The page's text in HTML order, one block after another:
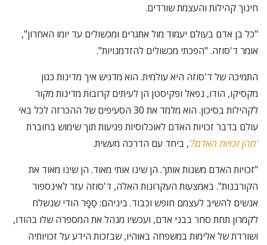
חינוך קהילות והעצמת שורדים.
"כל בן אדם בעולם יעמוד מול אתגרים ומכשולים עד יומו האחרון",
אומר ד'סוזה. "הפכתי מכשולים להזדמנויות".
התמיכה של ד'סוזה היא עולמית. הוא מדגיש איך מדינות כגון
מקסיקו, הודו, נפאל ופקיסטן הן לעיתים קרובות מדינות מקור
לקהילות בסיכון. הוא מלמד את 30 הסעיפים של ההכרזה לכל באי
עולם בדבר זכויות האדם לאוכלוסיות פגיעות תוך שימוש בחוברת
'מהן זכויות האדם?', ביחד עם הדרכה מעשית.
"זכויות האדם משנות אותך. הן שינו אותי מאוד. הן שינו מאוד את
הקורבנות". באמצעות העקרונות האלה, ד'סוזה עזר לאינספור
אנשים להשיב לעצמם חופש וכבוד. ביניהם: סַפָר הודי שנשלח
לקמרון תחת סחר בבני אדם, ועכשיו מנהל את המספרה שלו בהודו,
ושורדת של אלימות במשפחה באוהיו, שבזכות הידע על זכויותיה